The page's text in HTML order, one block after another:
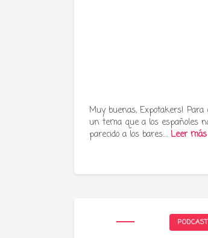
Muy buenas, Expotakers!
un tema que a los españoles
parecido a los bares:…Leer más
PODCAST